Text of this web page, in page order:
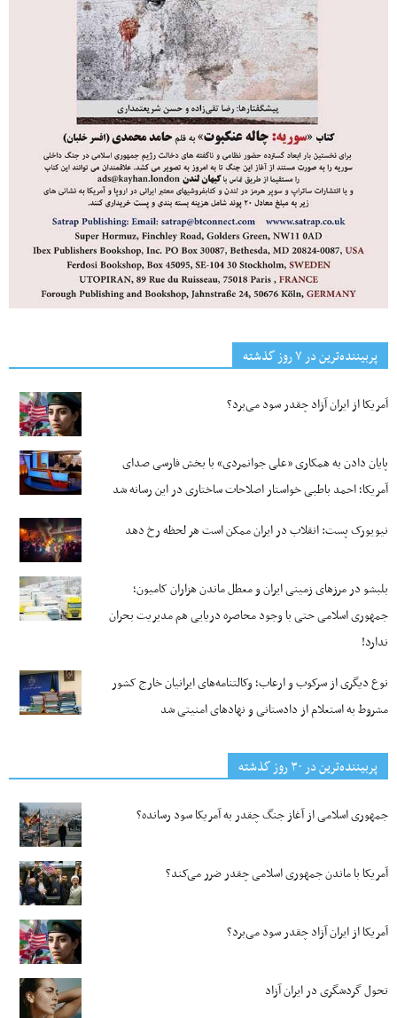
پربیننده‌ترین‌ در ۷ روز گذشته
آمریکا از ایران آزاد چقدر سود می‌برد؟
پایان دادن به همکاری «علی جوانمردی» با بخش فارسی صدای
آمریکا؛ احمد باطبی خواستار اصلاحات ساختاری در این رسانه شد
نیویورک پست: انقلاب در ایران ممکن است هر لحظه رخ دهد
بلبشو در مرزهای زمینی ایران و معطل ماندن هزاران کامیون؛
جمهوری اسلامی حتی با وجود محاصره دریایی هم مدیریت بحران
ندارد!
نوع دیگری از سرکوب و ارعاب؛ وکالتنامه‌های ایرانیان خارج کشور
مشروط به استعلام از دادستانی و نهادهای امنیتی شد
پربیننده‌ترین‌ در ۳۰ روز گذشته
جمهوری اسلامی از آغاز جنگ چقدر به آمریکا سود رسانده؟
آمریکا با ماندن جمهوری اسلامی چقدر ضرر می‌کند؟
آمریکا از ایران آزاد چقدر سود می‌برد؟
تحول گردشگری در ایران آزاد